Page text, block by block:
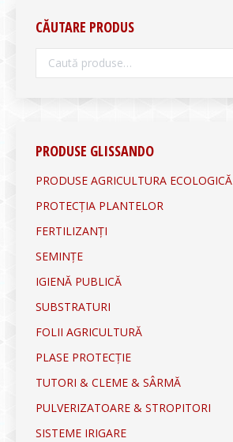
CĂUTARE PRODUS
PRODUSE GLISSANDO
PRODUSE AGRICULTURA ECOLOGICĂ
PROTECȚIA PLANTELOR
FERTILIZANȚI
SEMINȚE
IGIENĂ PUBLICĂ
SUBSTRATURI
FOLII AGRICULTURĂ
PLASE PROTECȚIE
TUTORI & CLEME & SÂRMĂ
PULVERIZATOARE & STROPITORI
SISTEME IRIGARE